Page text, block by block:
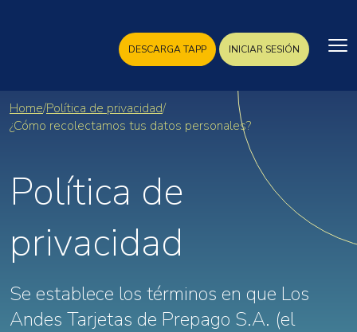
DESCARGA TAPP INICIAR SESIÓN
Home/Política de privacidad/
¿Cómo recolectamos tus datos personales?
Política de
privacidad
Se establece los términos en que Los
Andes Tarjetas de Prepago S.A. (el